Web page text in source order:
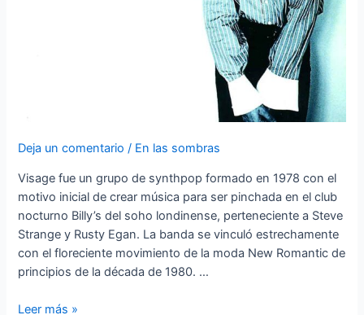
Deja un comentario / En las sombras
Visage fue un grupo de synthpop formado en 1978 con el
motivo inicial de crear música para ser pinchada en el club
nocturno Billy’s del soho londinense, perteneciente a Steve
Strange y Rusty Egan. La banda se vinculó estrechamente
con el floreciente movimiento de la moda New Romantic de
principios de la década de 1980. …
Visage
Leer más »